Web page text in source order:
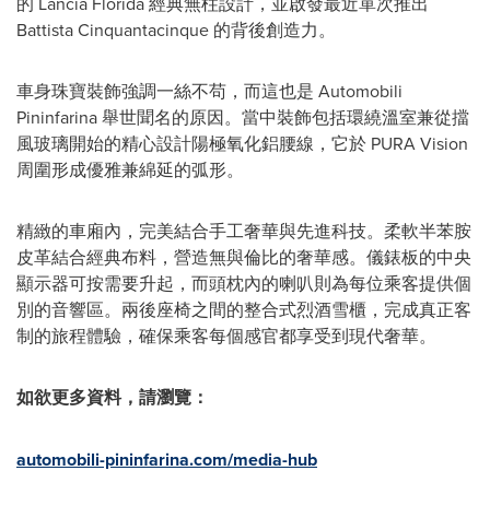
Battista Cinquantacinque 的背後創造力。
車身珠寶裝飾強調一絲不苟，而這也是 Automobili
Pininfarina 舉世聞名的原因。當中裝飾包括環繞溫室兼從擋
風玻璃開始的精心設計陽極氧化鋁腰線，它於 PURA Vision
周圍形成優雅兼綿延的弧形。
精緻的車廂內，完美結合手工奢華與先進科技。柔軟半苯胺
皮革結合經典布料，營造無與倫比的奢華感。儀錶板的中央
顯示器可按需要升起，而頭枕內的喇叭則為每位乘客提供個
別的音響區。兩後座椅之間的整合式烈酒雪櫃，完成真正客
制的旅程體驗，確保乘客每個感官都享受到現代奢華。
如欲更多資料，請瀏覽：
automobili-pininfarina.com/media-hub